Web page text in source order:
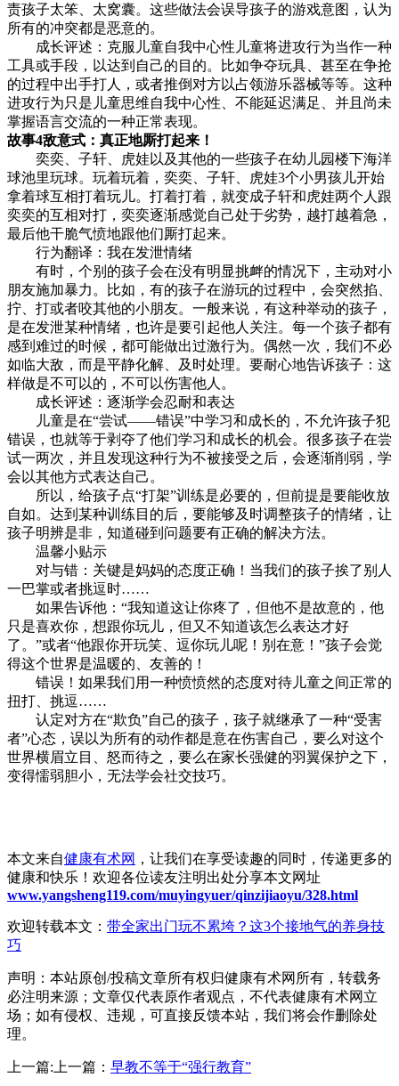
责孩子太笨、太窝囊。这些做法会误导孩子的游戏意图，认为
所有的冲突都是恶意的。
成长评述：克服儿童自我中心性儿童将进攻行为当作一种
工具或手段，以达到自己的目的。比如争夺玩具、甚至在争抢
的过程中出手打人，或者推倒对方以占领游乐器械等等。这种
进攻行为只是儿童思维自我中心性、不能延迟满足、并且尚未
掌握语言交流的一种正常表现。
故事4敌意式：真正地厮打起来！
奕奕、子轩、虎娃以及其他的一些孩子在幼儿园楼下海洋
球池里玩球。玩着玩着，奕奕、子轩、虎娃3个小男孩儿开始
拿着球互相打着玩儿。打着打着，就变成子轩和虎娃两个人跟
奕奕的互相对打，奕奕逐渐感觉自己处于劣势，越打越着急，
最后他干脆气愤地跟他们厮打起来。
行为翻译：我在发泄情绪
有时，个别的孩子会在没有明显挑衅的情况下，主动对小
朋友施加暴力。比如，有的孩子在游玩的过程中，会突然掐、
拧、打或者咬其他的小朋友。一般来说，有这种举动的孩子，
是在发泄某种情绪，也许是要引起他人关注。每一个孩子都有
感到难过的时候，都可能做出过激行为。偶然一次，我们不必
如临大敌，而是平静化解、及时处理。要耐心地告诉孩子：这
样做是不可以的，不可以伤害他人。
成长评述：逐渐学会忍耐和表达
儿童是在“尝试——错误”中学习和成长的，不允许孩子犯
错误，也就等于剥夺了他们学习和成长的机会。很多孩子在尝
试一两次，并且发现这种行为不被接受之后，会逐渐削弱，学
会以其他方式表达自己。
所以，给孩子点“打架”训练是必要的，但前提是要能收放
自如。达到某种训练目的后，要能够及时调整孩子的情绪，让
孩子明辨是非，知道碰到问题要有正确的解决方法。
温馨小贴示
对与错：关键是妈妈的态度正确！当我们的孩子挨了别人
一巴掌或者挑逗时……
如果告诉他：“我知道这让你疼了，但他不是故意的，他
只是喜欢你，想跟你玩儿，但又不知道该怎么表达才好
了。”或者“他跟你开玩笑、逗你玩儿呢！别在意！”孩子会觉
得这个世界是温暖的、友善的！
错误！如果我们用一种愤愤然的态度对待儿童之间正常的
扭打、挑逗……
认定对方在“欺负”自己的孩子，孩子就继承了一种“受害
者”心态，误以为所有的动作都是意在伤害自己，要么对这个
世界横眉立目、怒而待之，要么在家长强健的羽翼保护之下，
变得懦弱胆小，无法学会社交技巧。
本文来自健康有术网 ，让我们在享受读趣的同时，传递更多的
健康和快乐！欢迎各位读友注明出处分享本文网址
www.yangsheng119.com/muyingyuer/qinzijiaoyu/328.html
欢迎转载本文： 带全家出门玩不累垮？这3个接地气的养身技
巧
声明：本站原创/投稿文章所有权归健康有术网所有，转载务
必注明来源；文章仅代表原作者观点，不代表健康有术网立
场；如有侵权、违规，可直接反馈本站，我们将会作删除处
理。
上一篇:上一篇： 早教不等于“强行教育”